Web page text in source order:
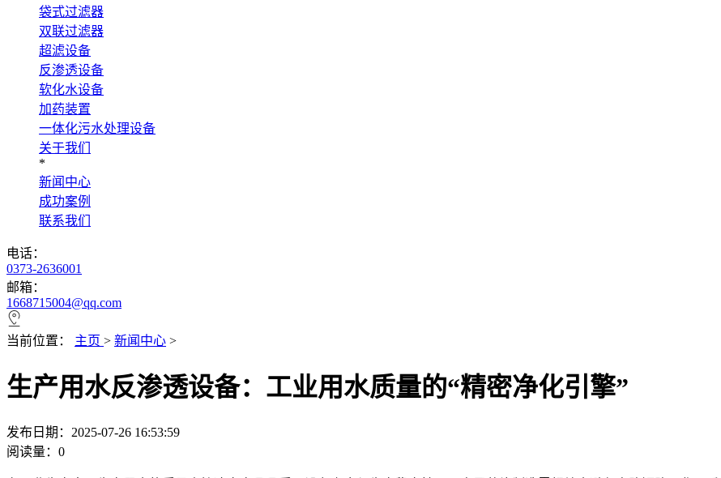
袋式过滤器
双联过滤器
超滤设备
反渗透设备
软化水设备
加药装置
一体化污水处理设备
关于我们
*
新闻中心
成功案例
联系我们
电话：
0373-2636001
邮箱：
1668715004@qq.com
当前位置： 主页 > 新闻中心 >
生产用水反渗透设备：工业用水质量的“精密净化引擎”
发布日期：2025-07-26 16:53:59
阅读量： 0